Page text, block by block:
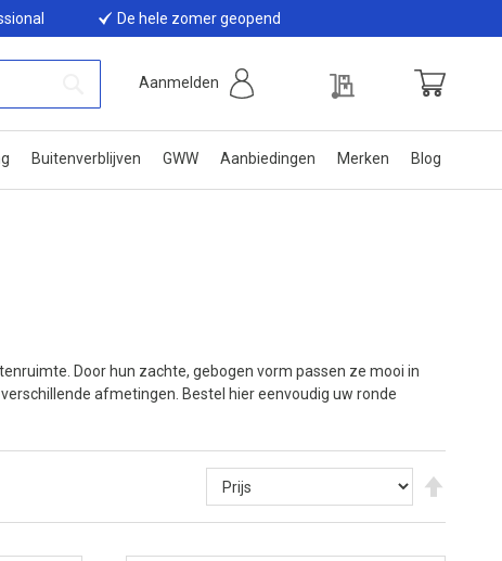
De hele zomer geopend
Aanmelden
Buitenverblijven GWW Aanbiedingen Merken Blog
Door hun zachte, gebogen vorm passen ze mooi in
afmetingen. Bestel hier eenvoudig uw ronde
laag